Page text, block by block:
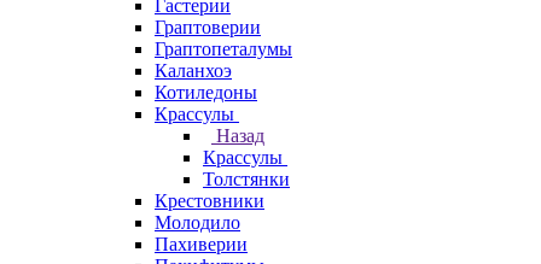
Гастерии
Граптоверии
Граптопеталумы
Каланхоэ
Котиледоны
Крассулы
Назад
Крассулы
Толстянки
Крестовники
Молодило
Пахиверии